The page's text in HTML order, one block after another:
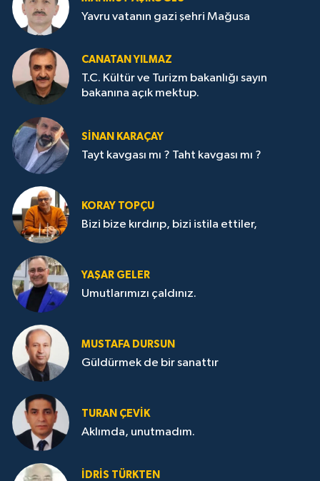
Yavru vatanın gazi şehri Mağusa
CANATAN YILMAZ
T.C. Kültür ve Turizm bakanlığı sayın
bakanına açık mektup.
SİNAN KARAÇAY
Tayt kavgası mı ? Taht kavgası mı ?
KORAY TOPÇU
Bizi bize kırdırıp, bizi istila ettiler,
YAŞAR GELER
Umutlarımızı çaldınız.
MUSTAFA DURSUN
Güldürmek de bir sanattır
TURAN ÇEVİK
Aklımda, unutmadım.
İDRİS TÜRKTEN